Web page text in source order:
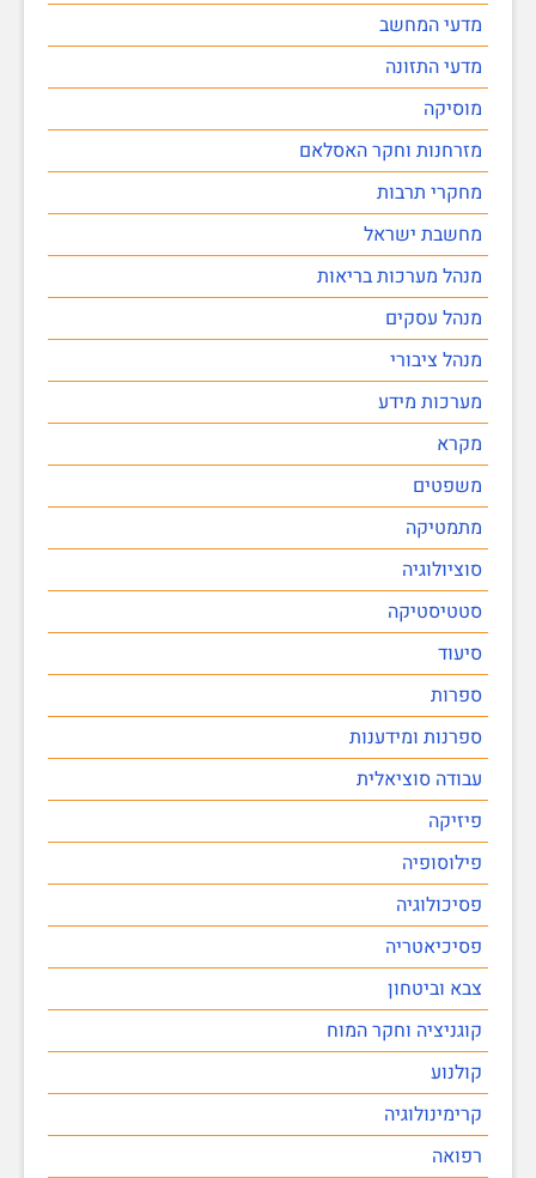
מדעי המחשב
מדעי התזונה
מוסיקה
מזרחנות וחקר האסלאם
מחקרי תרבות
מחשבת ישראל
מנהל מערכות בריאות
מנהל עסקים
מנהל ציבורי
מערכות מידע
מקרא
משפטים
מתמטיקה
סוציולוגיה
סטטיסטיקה
סיעוד
ספרות
ספרנות ומידענות
עבודה סוציאלית
פיזיקה
פילוסופיה
פסיכולוגיה
פסיכיאטריה
צבא וביטחון
קוגניציה וחקר המוח
קולנוע
קרימינולוגיה
רפואה